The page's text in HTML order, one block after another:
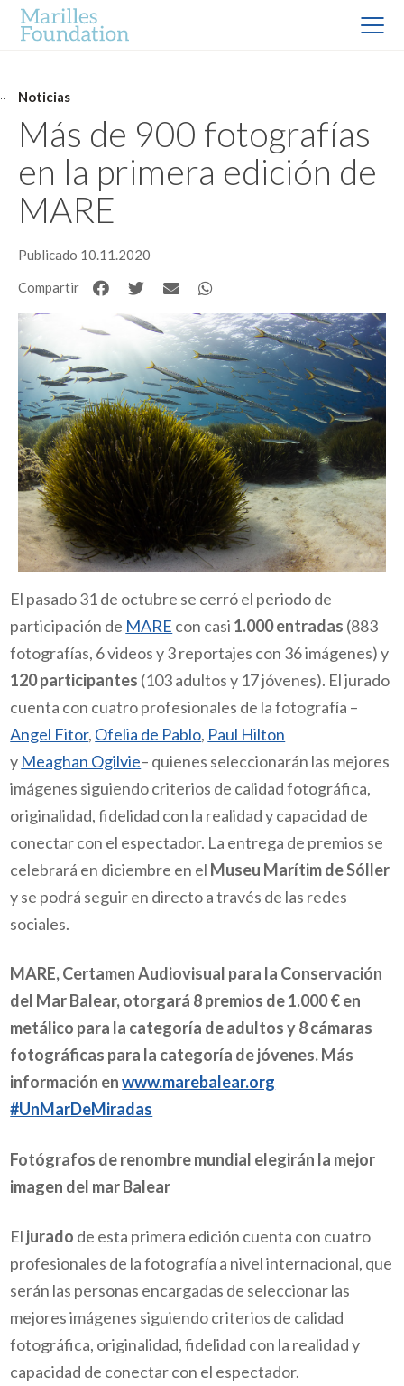
Noticias
Más de 900 fotografías
en la primera edición de
MARE
Publicado 10.11.2020
Compartir
El pasado 31 de octubre se cerró el periodo de
participación de MARE con casi 1.000 entradas (883
fotografías, 6 videos y 3 reportajes con 36 imágenes) y
120 participantes (103 adultos y 17 jóvenes). El jurado
cuenta con cuatro profesionales de la fotografía –
Angel Fitor, Ofelia de Pablo, Paul Hilton
y Meaghan Ogilvie– quienes seleccionarán las mejores
imágenes siguiendo criterios de calidad fotográfica,
originalidad, fidelidad con la realidad y capacidad de
conectar con el espectador. La entrega de premios se
celebrará en diciembre en el Museu Marítim de Sóller
y se podrá seguir en directo a través de las redes
sociales.
MARE, Certamen Audiovisual para la Conservación
del Mar Balear, otorgará 8 premios de 1.000 € en
metálico para la categoría de adultos y 8 cámaras
fotográficas para la categoría de jóvenes. Más
información enwww.marebalear.org
#UnMarDeMiradas
Fotógrafos de renombre mundial elegirán la mejor
imagen del mar Balear
El jurado de esta primera edición cuenta con cuatro
profesionales de la fotografía a nivel internacional, que
serán las personas encargadas de seleccionar las
mejores imágenes siguiendo criterios de calidad
fotográfica, originalidad, fidelidad con la realidad y
capacidad de conectar con el espectador.